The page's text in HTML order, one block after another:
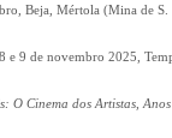
Beja, Mértola (Mina de
9 de novembro 2025,
O Cinema dos Artistas,